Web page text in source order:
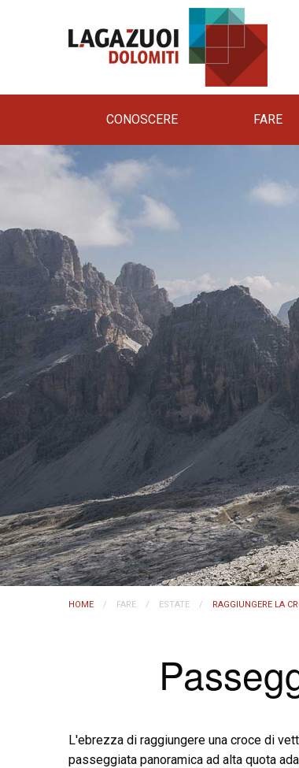
CONOSCERE FARE
HOME FARE ESTATE RAGGIUNGERE LA
L'ebrezza di raggiungere una croce di
passeggiata panoramica ad alta quota